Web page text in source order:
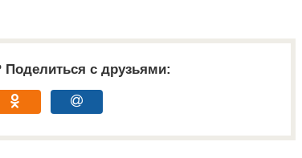
Поделиться с друзьями: